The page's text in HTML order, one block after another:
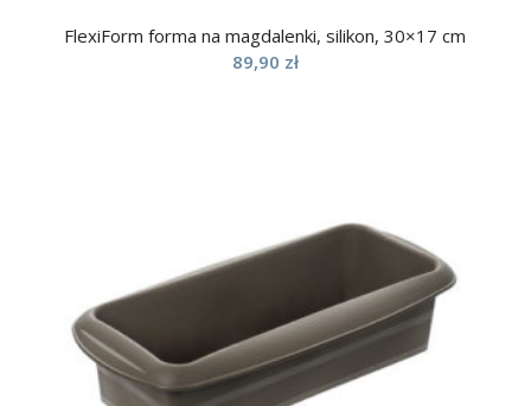
FlexiForm forma na magdalenki, silikon, 30×17 cm
89,90 zł